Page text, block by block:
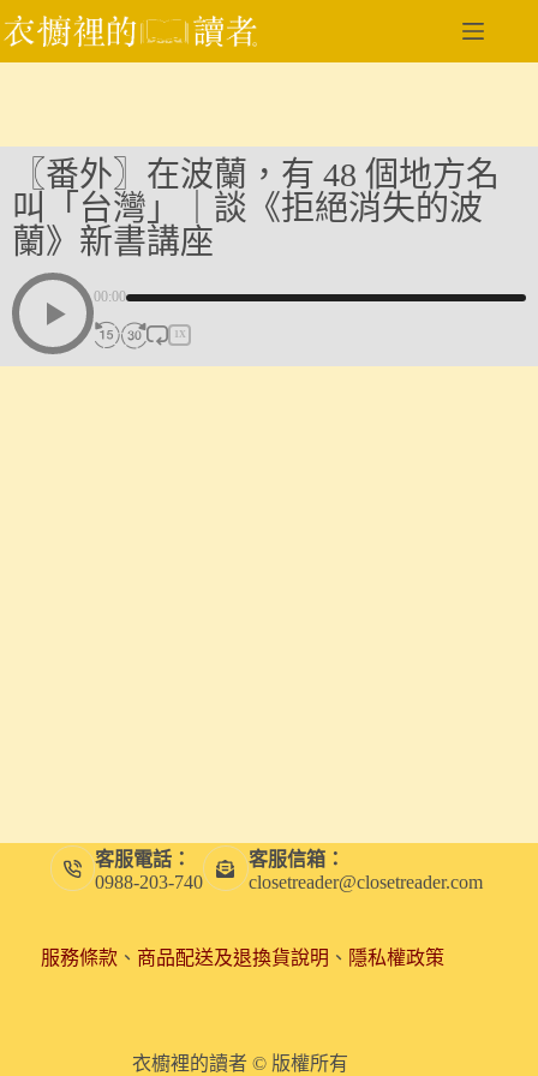
跳
至
〖番外〗在波蘭，有 48 個地方名
叫「台灣」｜談《拒絕消失的波
蘭》新書講座
00:00
1X
客服電話：
0988-203-740
客服信箱：
closetreader@closetreader.com
服務條款、 商品配送及退換貨說明 、 隱私權政策
衣櫥裡的讀者 © 版權所有